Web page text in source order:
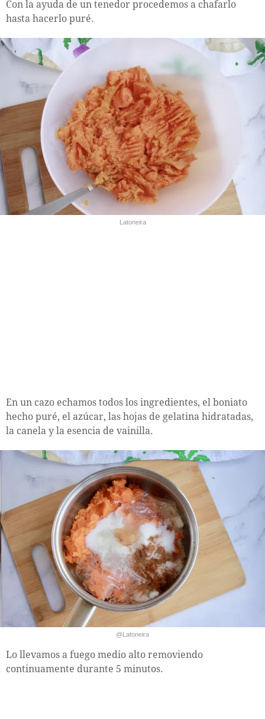
Con la ayuda de un tenedor procedemos a chafarlo
hasta hacerlo puré.
Latoneira
En un cazo echamos todos los ingredientes, el boniato
hecho puré, el azúcar, las hojas de gelatina hidratadas,
la canela y la esencia de vainilla.
@Latoneira
Lo llevamos a fuego medio alto removiendo
continuamente durante 5 minutos.